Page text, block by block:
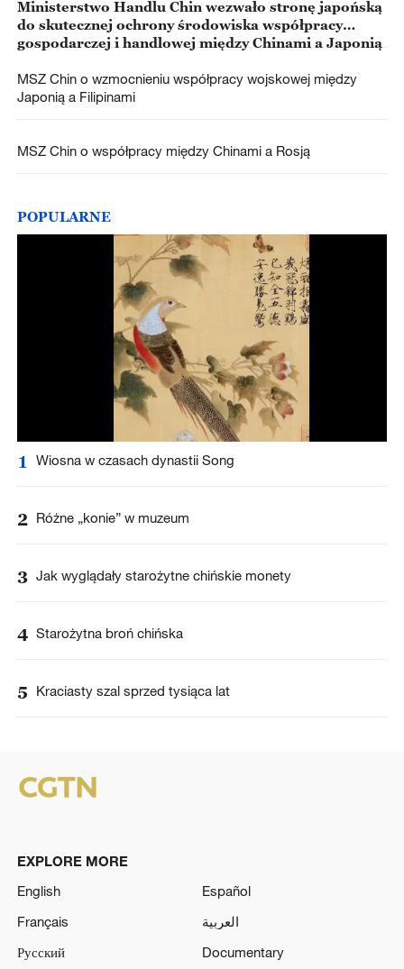
Ministerstwo Handlu Chin wezwało stronę japońską
do skutecznej ochrony środowiska współpracy
gospodarczej i handlowej między Chinami a Japonią
MSZ Chin o wzmocnieniu współpracy wojskowej między
Japonią a Filipinami
MSZ Chin o współpracy między Chinami a Rosją
POPULARNE
1 Wiosna w czasach dynastii Song
2 Różne „konie” w muzeum
3 Jak wyglądały starożytne chińskie monety
4 Starożytna broń chińska
5 Kraciasty szal sprzed tysiąca lat
EXPLORE MORE
English
Español
Français
العربية
Русский
Documentary